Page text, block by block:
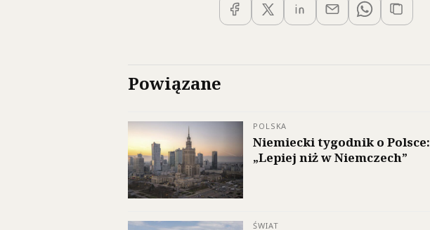
Powiązane
POLSKA
Niemiecki tygodnik o Polsce:
„Lepiej niż w Niemczech”
ŚWIAT